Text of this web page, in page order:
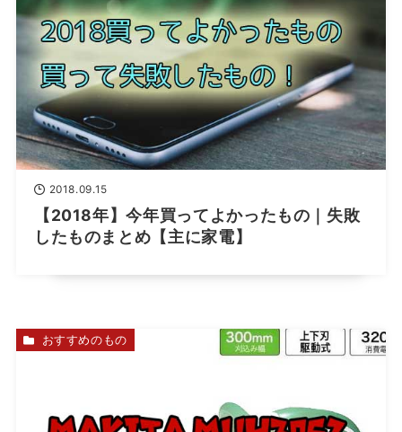
2018.09.15
【2018年】今年買ってよかったもの｜失敗
したものまとめ【主に家電】
おすすめのもの